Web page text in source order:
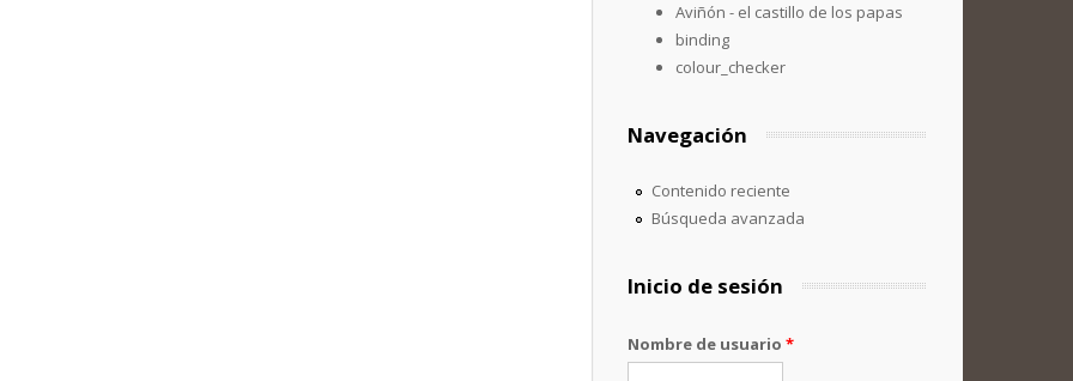
Aviñón - el castillo de los papas
binding
colour_checker
Navegación
Contenido reciente
Búsqueda avanzada
Inicio de sesión
Nombre de usuario *